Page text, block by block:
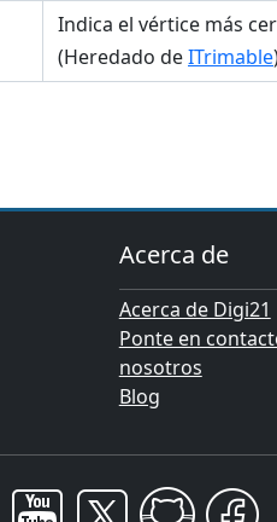
Indica el vértice más
(Heredado deITrimable
Acerca de
Acerca de Digi21
Ponte en
nosotros
Blog